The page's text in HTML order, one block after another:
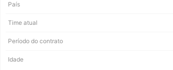
País
Time atual
Período do contrato
Idade